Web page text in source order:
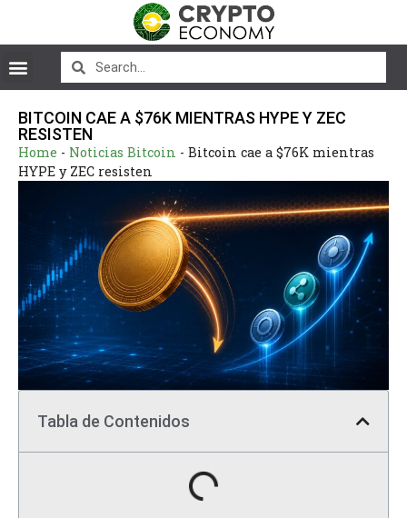
BITCOIN CAE A $76K MIENTRAS HYPE Y ZEC
RESISTEN
Home - Noticias Bitcoin - Bitcoin cae a $76K mientras
HYPE y ZEC resisten
Tabla de Contenidos